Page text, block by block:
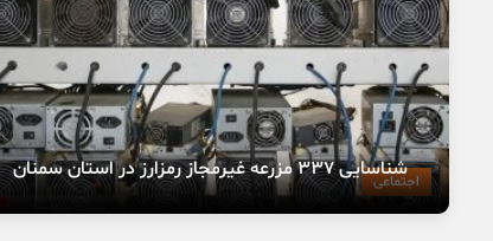
اجتماعی
شناسایی ۳۳۷ مزرعه غیرمجاز رمزارز در استان سمنان